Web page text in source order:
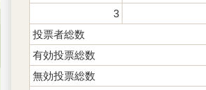
3
投票者総数
有効投票総数
無効投票総数